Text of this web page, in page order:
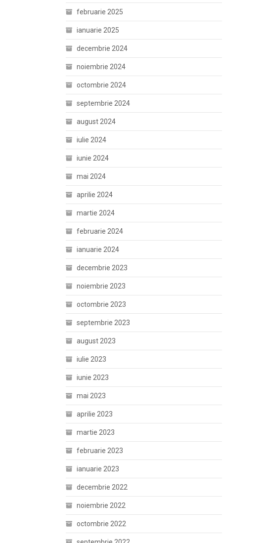
februarie 2025
ianuarie 2025
decembrie 2024
noiembrie 2024
octombrie 2024
septembrie 2024
august 2024
iulie 2024
iunie 2024
mai 2024
aprilie 2024
martie 2024
februarie 2024
ianuarie 2024
decembrie 2023
noiembrie 2023
octombrie 2023
septembrie 2023
august 2023
iulie 2023
iunie 2023
mai 2023
aprilie 2023
martie 2023
februarie 2023
ianuarie 2023
decembrie 2022
noiembrie 2022
octombrie 2022